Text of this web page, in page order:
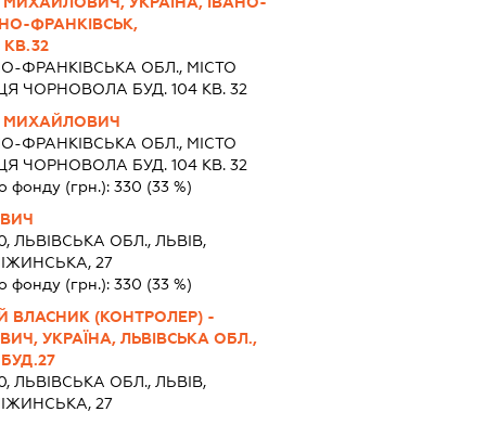
ФРАНКІВСЬК,
ФРАНКІВСЬКА ОБЛ., МІСТО
ЧОРНОВОЛА БУД. 104 КВ. 32
МИХАЙЛОВИЧ
ФРАНКІВСЬКА ОБЛ., МІСТО
ЧОРНОВОЛА БУД. 104 КВ. 32
фонду (грн.): 330 (33 %)
ЛЬВІВСЬКА ОБЛ., ЛЬВІВ,
27
фонду (грн.): 330 (33 %)
ВЛАСНИК (КОНТРОЛЕР) -
УКРАЇНА, ЛЬВІВСЬКА ОБЛ.,
ЛЬВІВСЬКА ОБЛ., ЛЬВІВ,
27